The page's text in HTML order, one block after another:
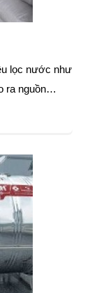
lọc nước như
ra nguồn…